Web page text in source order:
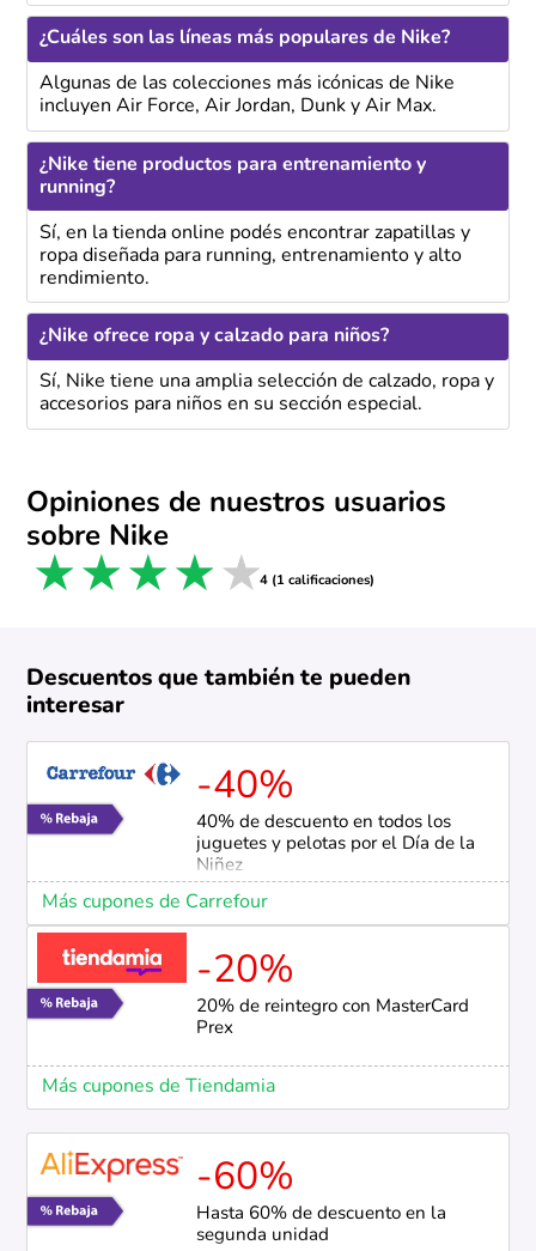
¿Cuáles son las líneas más populares de Nike?
Algunas de las colecciones más icónicas de Nike
incluyen Air Force, Air Jordan, Dunk y Air Max.
¿Nike tiene productos para entrenamiento y
running?
Sí, en la tienda online podés encontrar zapatillas y
ropa diseñada para running, entrenamiento y alto
rendimiento.
¿Nike ofrece ropa y calzado para niños?
Sí, Nike tiene una amplia selección de calzado, ropa y
accesorios para niños en su sección especial.
Opiniones de nuestros usuarios
sobre Nike
5 stars
4 stars
3 stars
2 stars
1 star 4 (1 calificaciones)
Descuentos que también te pueden
interesar
-40%
40% de descuento en todos los
juguetes y pelotas por el Día de la
Niñez
Más cupones de Carrefour
-20%
20% de reintegro con MasterCard
Prex
Más cupones de Tiendamia
-60%
Hasta 60% de descuento en la
segunda unidad